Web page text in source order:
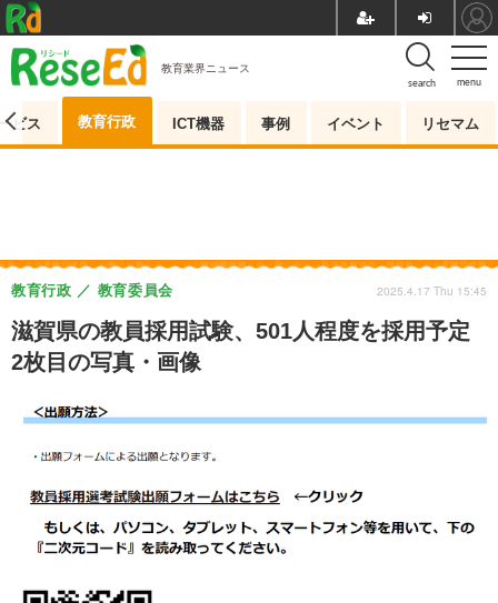
menu
search
教育業界ニュース
ビス 教育行政 ICT機器 事例 イベント リセマム
滋賀県の教員採用試験、501人程度を採用予定
2枚目の写真・画像
教育行政 教育委員会 2025.4.17 Thu 15:45